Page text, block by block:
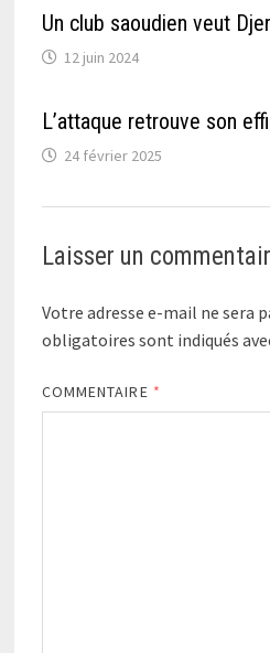
Un club saoudien veut
12 juin 2024
L’attaque retrouve son
24 février 2025
Laisser un
Votre adresse e-mail ne sera
obligatoires sont indiqués
COMMENTAIRE *